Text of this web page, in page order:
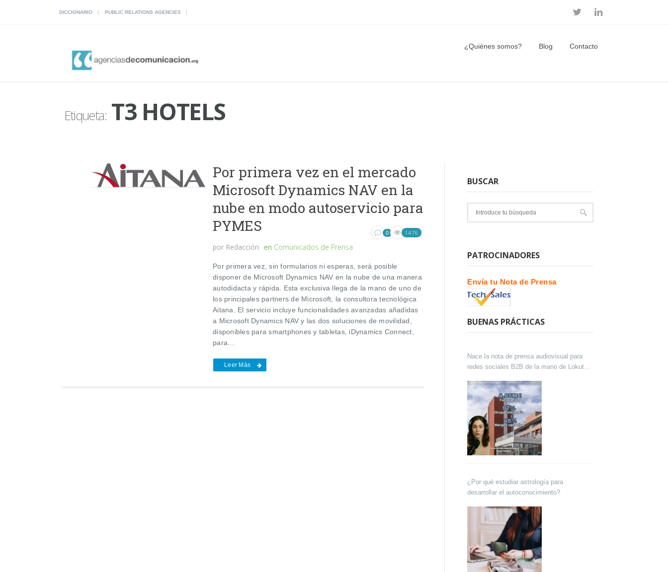
DICCIONARIO PUBLIC RELATIONS AGENCIES
¿Quiénes somos? Blog Contacto
Etiqueta:T3 HOTELS
Por primera vez en el mercado
Microsoft Dynamics NAV en la
nube en modo autoservicio para
PYMES
por Redacción en Comunicados de Prensa
0 1476
Por primera vez, sin formularios ni esperas, será posible
disponer de Microsoft Dynamics NAV en la nube de una manera
autodidacta y rápida. Esta exclusiva llega de la mano de uno de
los principales partners de Microsoft, la consultora tecnológica
Aitana. El servicio incluye funcionalidades avanzadas añadidas
a Microsoft Dynamics NAV y las dos soluciones de movilidad,
disponibles para smartphones y tabletas, iDynamics Connect,
para...
Leer Más
BUSCAR
PATROCINADORES
Envía tu Nota de Prensa
BUENAS PRÁCTICAS
Nace la nota de prensa audiovisual para
redes sociales B2B de la mano de Lokutor
¿Por qué estudiar astrología para
desarrollar el autoconocimiento?